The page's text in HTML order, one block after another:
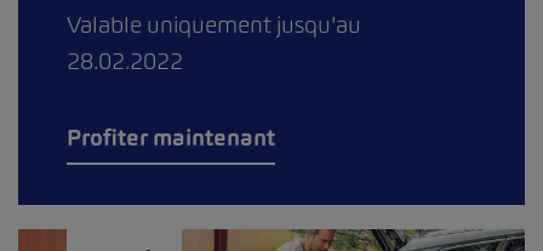
Valable uniquement jusqu'au
28.02.2022
Profiter maintenant